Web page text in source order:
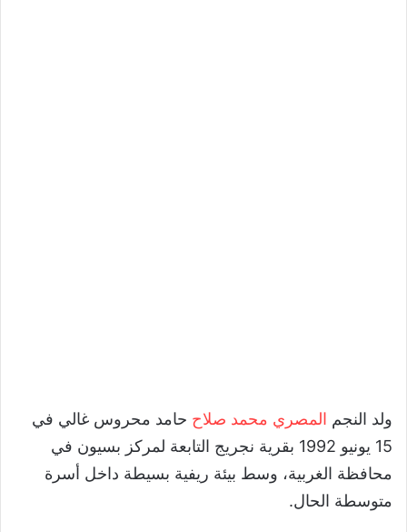
ولد النجم المصري محمد صلاح حامد محروس غالي في
15 يونيو 1992 بقرية نجريج التابعة لمركز بسيون في
محافظة الغربية، وسط بيئة ريفية بسيطة داخل أسرة
متوسطة الحال.